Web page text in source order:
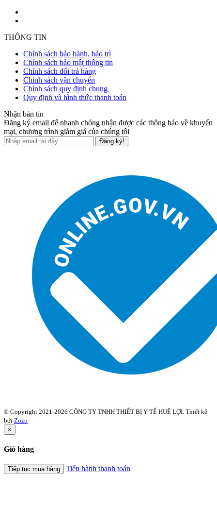
THÔNG TIN
Chính sách bảo hành, bảo trì
Chính sách bảo mật thông tin
Chính sách đổi trả hàng
Chính sách vận chuyển
Chính sách quy định chung
Quy định và hình thức thanh toán
Nhận bản tin
Đăng ký email để nhanh chóng nhận được các thông báo về khuyến
mại, chương trình giảm giá của chúng tôi
Đăng ký!
© Copyright 2021-2026 CÔNG TY TNHH THIẾT BỊ Y TẾ HUÊ LỢI. Thiết kế
bởi Zozo
×
Giỏ hàng
Tiếp tục mua hàng Tiến hành thanh toán